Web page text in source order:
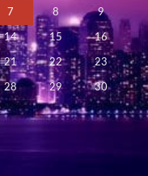
7 8 9
14 15 16
21 22 23
28 29 30